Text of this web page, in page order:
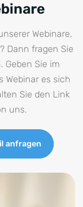
Webinare,
Dann fragen Sie
Geben Sie im
Webinar es sich
Sie den Link
uns.
anfragen